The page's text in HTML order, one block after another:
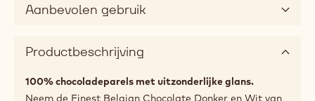
Aanbevolen gebruik
Productbeschrijving
100% chocoladeparels met uitzonderlijke glans.
Neem de Finest Belgian Chocolate Donker en Wit van